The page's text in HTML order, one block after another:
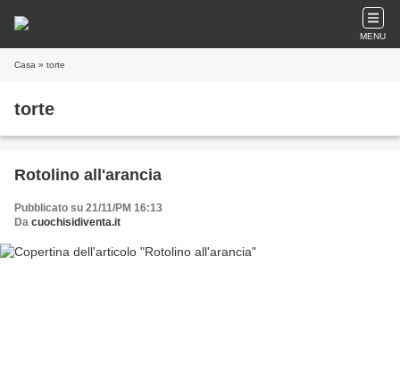
MENU
Casa » torte
torte
Rotolino all'arancia
Pubblicato su 21/11/PM 16:13
Da cuochisidiventa.it